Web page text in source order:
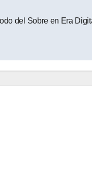
del Sobre en Era